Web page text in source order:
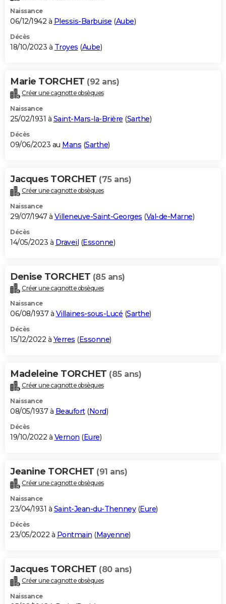
Naissance
06/12/1942 à Plessis-Barbuise (Aube)
Décès
18/10/2023 à Troyes (Aube)
Marie TORCHET (92 ans)
Créer une cagnotte obsèques
Naissance
25/02/1931 à Saint-Mars-la-Brière (Sarthe)
Décès
09/06/2023 au Mans (Sarthe)
Jacques TORCHET (75 ans)
Créer une cagnotte obsèques
Naissance
29/07/1947 à Villeneuve-Saint-Georges (Val-de-Marne)
Décès
14/05/2023 à Draveil (Essonne)
Denise TORCHET (85 ans)
Créer une cagnotte obsèques
Naissance
06/08/1937 à Villaines-sous-Lucé (Sarthe)
Décès
15/12/2022 à Yerres (Essonne)
Madeleine TORCHET (85 ans)
Créer une cagnotte obsèques
Naissance
08/05/1937 à Beaufort(Nord)
Décès
19/10/2022 à Vernon (Eure)
Jeanine TORCHET (91 ans)
Créer une cagnotte obsèques
Naissance
23/04/1931 à Saint-Jean-du-Thenney(Eure)
Décès
23/05/2022 à Pontmain (Mayenne)
Jacques TORCHET (80 ans)
Créer une cagnotte obsèques
Naissance